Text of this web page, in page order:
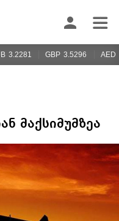
3.2281 GBP 3.5296 AED
მაქსიმუმზეა